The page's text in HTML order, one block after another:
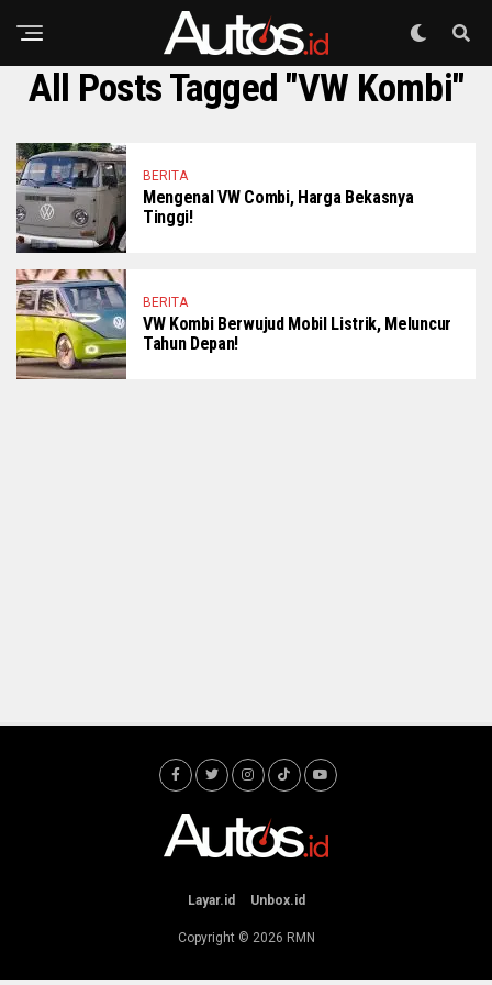
All Posts Tagged "VW Kombi"
BERITA
Mengenal VW Combi, Harga Bekasnya
Tinggi!
BERITA
VW Kombi Berwujud Mobil Listrik, Meluncur
Tahun Depan!
Layar.id Unbox.id
Copyright © 2026 RMN